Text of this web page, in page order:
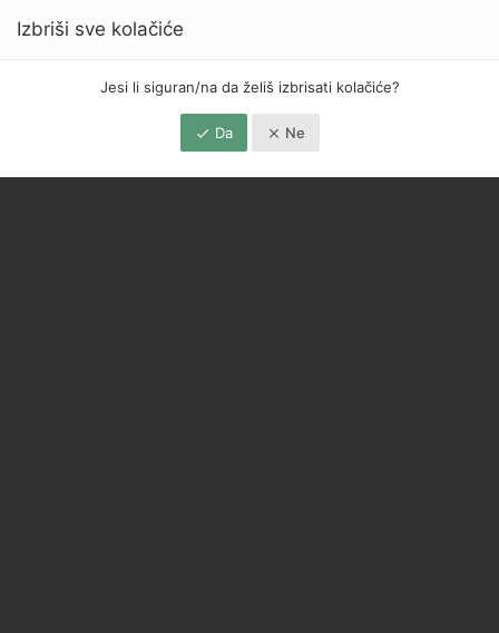
Izbriši sve kolačiće
Jesi li siguran/na da želiš izbrisati kolačiće?
Da Ne